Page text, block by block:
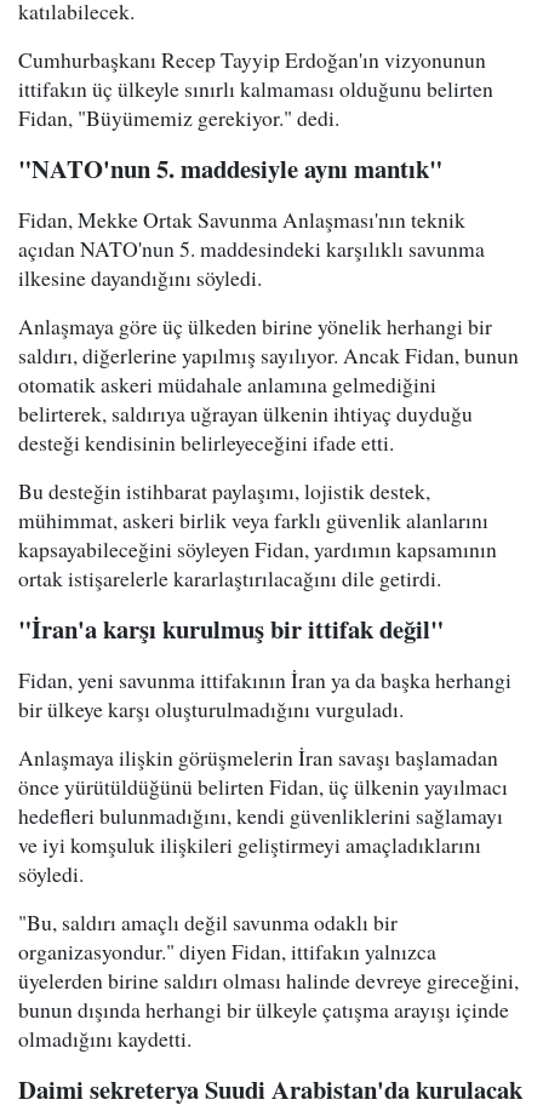
katılabilecek.
Cumhurbaşkanı Recep Tayyip Erdoğan'ın vizyonunun
ittifakın üç ülkeyle sınırlı kalmaması olduğunu belirten
Fidan, "Büyümemiz gerekiyor." dedi.
"NATO'nun 5. maddesiyle aynı mantık"
Fidan, Mekke Ortak Savunma Anlaşması'nın teknik
açıdan NATO'nun 5. maddesindeki karşılıklı savunma
ilkesine dayandığını söyledi.
Anlaşmaya göre üç ülkeden birine yönelik herhangi bir
saldırı, diğerlerine yapılmış sayılıyor. Ancak Fidan, bunun
otomatik askeri müdahale anlamına gelmediğini
belirterek, saldırıya uğrayan ülkenin ihtiyaç duyduğu
desteği kendisinin belirleyeceğini ifade etti.
Bu desteğin istihbarat paylaşımı, lojistik destek,
mühimmat, askeri birlik veya farklı güvenlik alanlarını
kapsayabileceğini söyleyen Fidan, yardımın kapsamının
ortak istişarelerle kararlaştırılacağını dile getirdi.
"İran'a karşı kurulmuş bir ittifak değil"
Fidan, yeni savunma ittifakının İran ya da başka herhangi
bir ülkeye karşı oluşturulmadığını vurguladı.
Anlaşmaya ilişkin görüşmelerin İran savaşı başlamadan
önce yürütüldüğünü belirten Fidan, üç ülkenin yayılmacı
hedefleri bulunmadığını, kendi güvenliklerini sağlamayı
ve iyi komşuluk ilişkileri geliştirmeyi amaçladıklarını
söyledi.
"Bu, saldırı amaçlı değil savunma odaklı bir
organizasyondur." diyen Fidan, ittifakın yalnızca
üyelerden birine saldırı olması halinde devreye gireceğini,
bunun dışında herhangi bir ülkeyle çatışma arayışı içinde
olmadığını kaydetti.
Daimi sekreterya Suudi Arabistan'da kurulacak